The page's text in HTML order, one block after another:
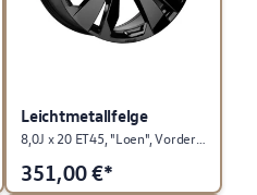
Leichtmetallfelge
8,0J x 20 ET45, "Loen", Vorderachse, Schwarz
351,00€*